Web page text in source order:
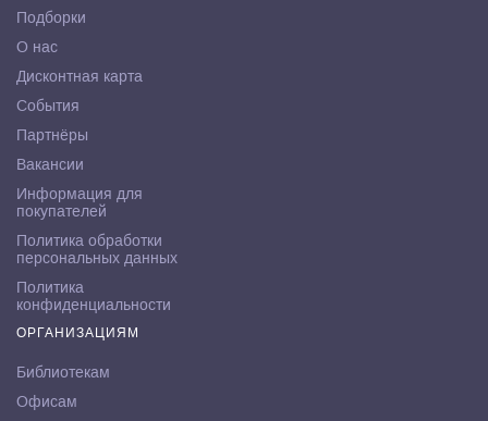
Подборки
О нас
Дисконтная карта
События
Партнёры
Вакансии
Информация для
покупателей
Политика обработки
персональных данных
Политика
конфиденциальности
ОРГАНИЗАЦИЯМ
Библиотекам
Офисам